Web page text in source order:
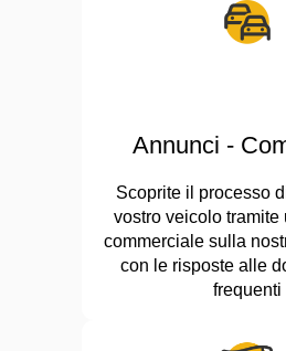
Annunci -
Scoprite il processo
vostro veicolo tramite
commerciale sulla
con le risposte alle
frequenti